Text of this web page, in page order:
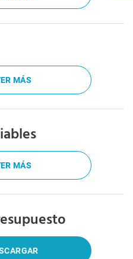
MÁS
MÁS